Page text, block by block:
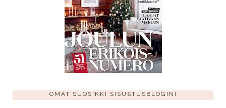
OMAT SUOSIKKI SISUSTUSBLOGINI